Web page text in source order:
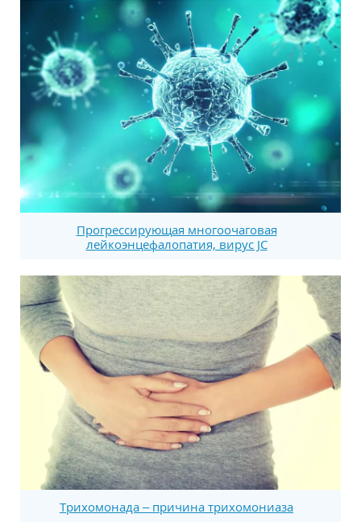
Прогрессирующая многоочаговая
лейкоэнцефалопатия, вирус JC
Трихомонада – причина трихомониаза